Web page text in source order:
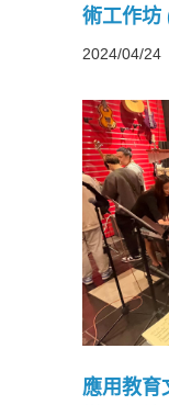
術工作坊
2024/04/24
應用教育